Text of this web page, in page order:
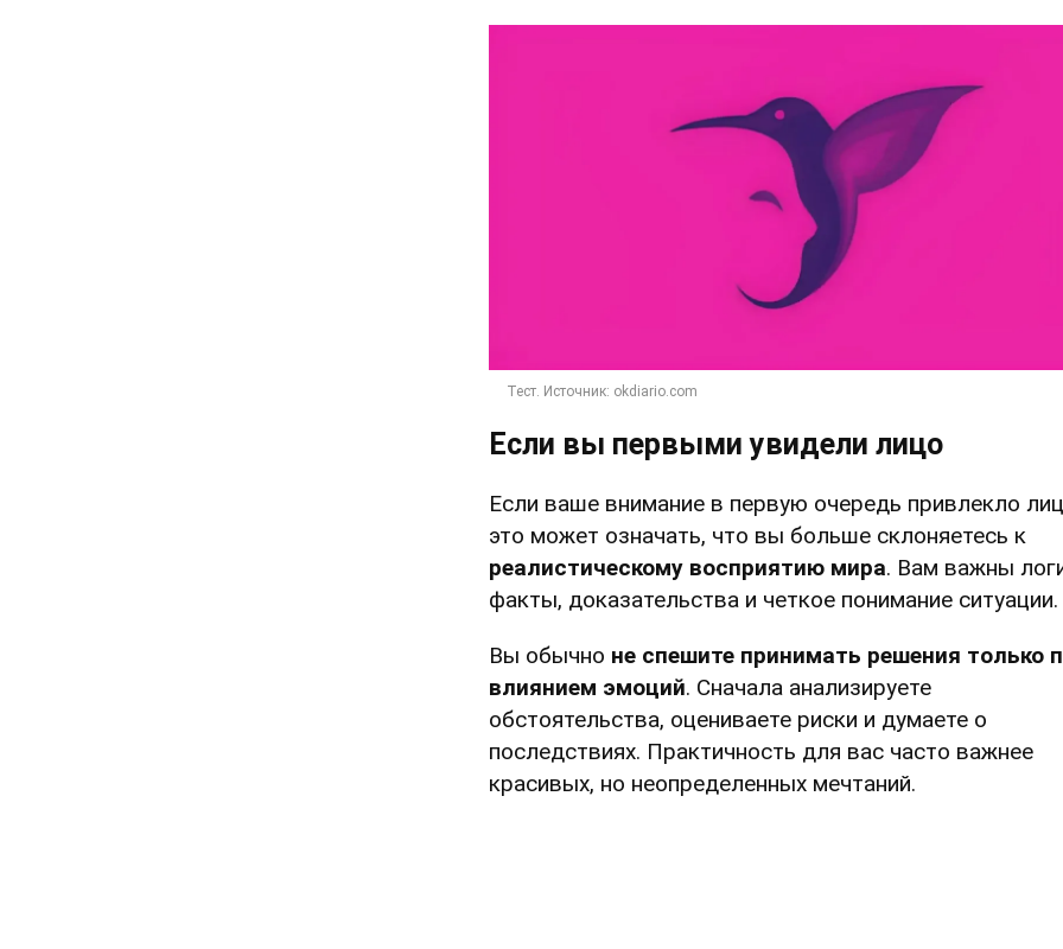
Если вы первыми увидели лицо
Если ваше внимание в первую очередь привлекло
это может означать, что вы больше склоняетесь к
реалистическому восприятию мира. Вам важны
факты, доказательства и четкое понимание ситуации.
Вы обычно не спешите принимать решения только
влиянием эмоций. Сначала анализируете
обстоятельства, оцениваете риски и думаете о
последствиях. Практичность для вас часто важнее
красивых, но неопределенных мечтаний.